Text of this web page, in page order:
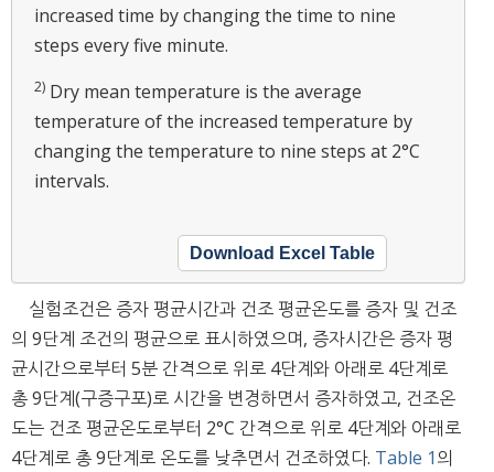
increased time by changing the time to nine
steps every five minute.
2) Dry mean temperature is the average
temperature of the increased temperature by
changing the temperature to nine steps at 2°C
intervals.
Download Excel Table
실험조건은 증자 평균시간과 건조 평균온도를 증자 및 건조
의 9단계 조건의 평균으로 표시하였으며, 증자시간은 증자 평
균시간으로부터 5분 간격으로 위로 4단계와 아래로 4단계로
총 9단계(구증구포)로 시간을 변경하면서 증자하였고, 건조온
도는 건조 평균온도로부터 2°C 간격으로 위로 4단계와 아래로
4단계로 총 9단계로 온도를 낮추면서 건조하였다. Table 1의